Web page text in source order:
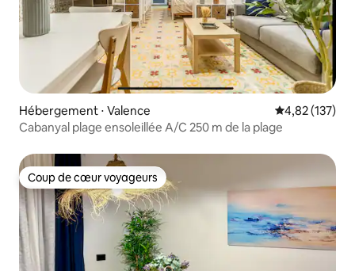
Hébergement ⋅ Valence Évaluation
4,82 (137)
Cabanyal plage ensoleillée A/C 250 m de la plage
Coup de cœur voyageurs
Coup de cœur voyageurs